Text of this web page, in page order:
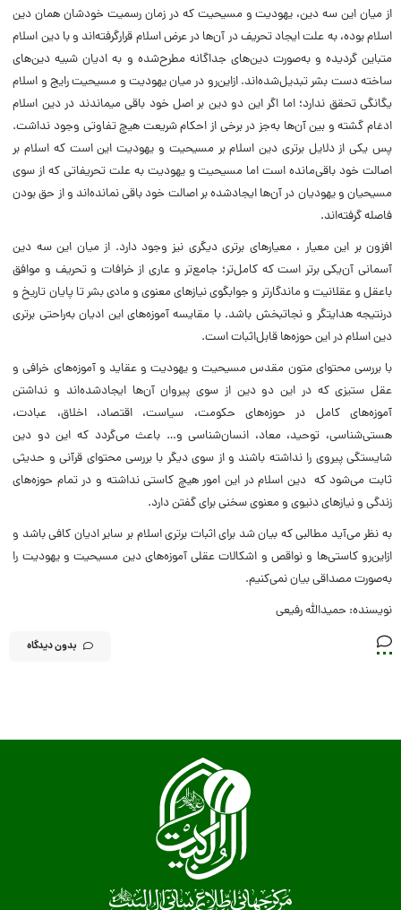
از میان این سه دین، یهودیت و مسیحیت که در زمان رسمیت خودشان همان دین
اسلام بوده، به علت ایجاد تحریف در آن‌ها در عرض اسلام قرارگرفته‌اند و با دین اسلام
متباین گردیده و به‌صورت دین‌های جداگانه مطرح‌شده و به ادیان شبیه دین‌های
ساخته دست بشر تبدیل‌شده‌اند. ازاین‌رو در میان یهودیت و مسیحیت رایج و اسلام
یگانگی تحقق ندارد؛ اما اگر این دو دین بر اصل خود باقی می­ماندند در دین اسلام
ادغام گشته و بین آن‌ها به‌جز در برخی از احکام شریعت هیچ تفاوتی وجود نداشت.
پس یکی از دلایل برتری دین اسلام بر مسیحیت و یهودیت این است که اسلام بر
اصالت خود باقی‌مانده است اما مسیحیت و یهودیت به علت تحریفاتی که از سوی
مسیحیان و یهودیان در آن‌ها ایجادشده بر اصالت خود باقی نمانده‌اند و از حق بودن
فاصله گرفته‌اند.
افزون بر این معیار ، معیارهای برتری دیگری نیز وجود دارد. از میان این سه دین
آسمانی آن‌یکی برتر است که کامل‌تر؛ جامع‌تر و عاری از خرافات و تحریف و موافق
باعقل و عقلانیت و ماندگارتر و جوابگوی نیازهای معنوی و مادی بشر تا پایان تاریخ و
درنتیجه هدایت­گر و نجات­بخش باشد. با مقایسه آموزه‌های این ادیان به‌راحتی برتری
دین اسلام در این حوزه‌ها قابل‌اثبات است.
با بررسی محتوای متون مقدس مسیحیت و یهودیت و عقاید و آموزه‌های خرافی و
عقل ستیزی که در این دو دین از سوی پیروان آن‌ها ایجادشده‌اند و نداشتن
آموزه‌های کامل در حوزه‌های حکومت، سیاست، اقتصاد، اخلاق، عبادت،
هستی‌شناسی، توحید، معاد، انسان‌شناسی و… باعث می‌گردد که این دو دین
شایستگی پیروی را نداشته باشند و از سوی دیگر با بررسی محتوای قرآنی و حدیثی
ثابت می‌شود که دین اسلام در این امور هیچ کاستی نداشته و در تمام حوزه‌های
زندگی و نیازهای دنیوی و معنوی سخنی برای گفتن دارد.
به نظر می‌آید مطالبی که بیان شد برای اثبات برتری اسلام بر سایر ادیان کافی باشد و
ازاین‌رو کاستی‌ها و نواقص و اشکالات عقلی آموزه‌های دین مسیحیت و یهودیت را
به‌صورت مصداقی بیان نمی‌کنیم.
نویسنده: حمیدالله رفیعی
بدون دیدگاه